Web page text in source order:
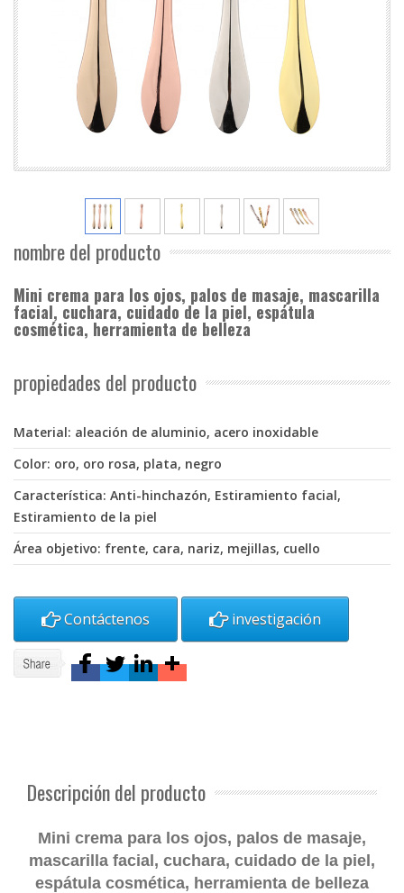
nombre del producto
Mini crema para los ojos, palos de masaje, mascarilla
facial, cuchara, cuidado de la piel, espátula
cosmética, herramienta de belleza
propiedades del producto
Material: aleación de aluminio, acero inoxidable
Color: oro, oro rosa, plata, negro
Característica: Anti-hinchazón, Estiramiento facial,
Estiramiento de la piel
Área objetivo: frente, cara, nariz, mejillas, cuello
Contáctenos investigación
Descripción del producto
Mini crema para los ojos, palos de masaje,
mascarilla facial, cuchara, cuidado de la piel,
espátula cosmética, herramienta de belleza